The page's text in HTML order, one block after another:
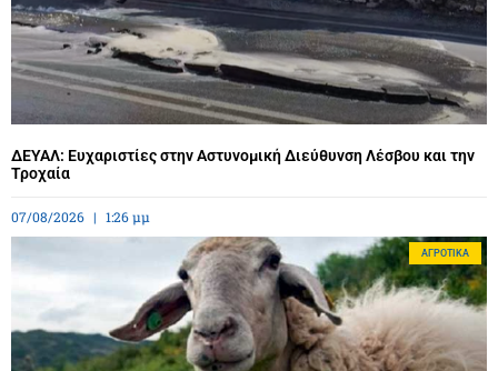
ΔΕΥΑΛ: Ευχαριστίες στην Αστυνομική Διεύθυνση Λέσβου και την
Τροχαία
07/08/2026 1:26 μμ
ΑΓΡΟΤΙΚΆ